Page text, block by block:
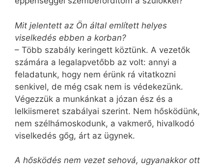
Mit jelentett az Ön által említett helyes
viselkedés ebben a korban?
– Több szabály keringett köztünk. A vezetők
számára a legalapvetőbb az volt: annyi a
feladatunk, hogy nem érünk rá vitatkozni
senkivel, de még csak nem is védekezünk.
Végezzük a munkánkat a józan ész és a
lelkiismeret szabályai szerint. Nem hősködünk,
nem szélhámoskodunk, a vakmerő, hivalkodó
viselkedés gőg, árt az ügynek.
A hősködés nem vezet sehová, ugyanakkor ott